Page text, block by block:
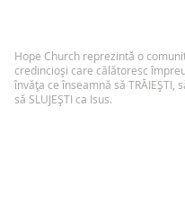
Hope Church reprezintă o
credincioși care călătoresc
învăța ce înseamnă să TRĂIEȘTI,
să SLUJEȘTI ca Isus.